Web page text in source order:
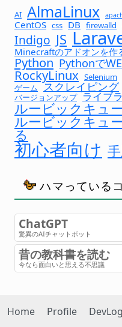
AI AlmaLinux
CentOS css DB firewalld
Indigo JS
Minecraftのアドオンを作
Python Pythonで
RockyLinux Selenium
ゲーム スクレイピング
バージョンアップ ライブ
ルービックキュ
ルービックキュ
る
初心者向け
ハマっている
ChatGPT
驚異のAIチャットボット
昔の教科書を読む
今なら面白いと思える不思議
Home Profile DevLog